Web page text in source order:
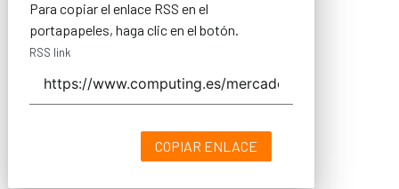
Para copiar el enlace RSS en el
portapapeles, haga clic en el botón.
RSS link
COPIAR ENLACE